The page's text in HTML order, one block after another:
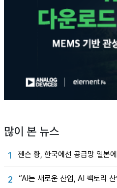
많이 본 뉴스
1 젠슨 황, 한국에선 공급망 일본
2 “AI는 새로운 산업, AI 팩토리